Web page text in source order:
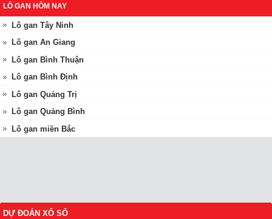
LÔ GAN HÔM NAY
Lô gan Tây Ninh
Lô gan An Giang
Lô gan Bình Thuận
Lô gan Bình Định
Lô gan Quảng Trị
Lô gan Quảng Bình
Lô gan miền Bắc
DỰ ĐOÁN XỔ SỐ